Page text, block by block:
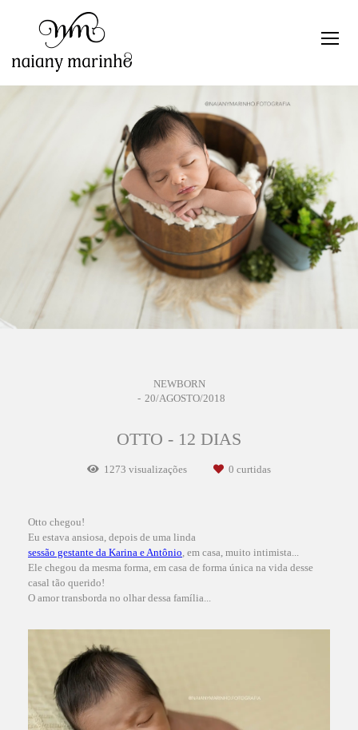
NEWBORN
20/AGOSTO/2018
OTTO - 12 DIAS
1273 visualizações 0 curtidas
Otto chegou!
Eu estava ansiosa, depois de uma linda
sessão gestante da Karina e Antônio, em casa, muito intimista...
Ele chegou da mesma forma, em casa de forma única na vida desse
casal tão querido!
O amor transborda no olhar dessa família...